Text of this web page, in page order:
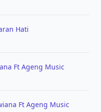
Hati
Ft Ageng Music
Ft Ageng Music